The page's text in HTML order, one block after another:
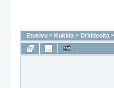
Etusivu > Kukkia > Orkideoita >